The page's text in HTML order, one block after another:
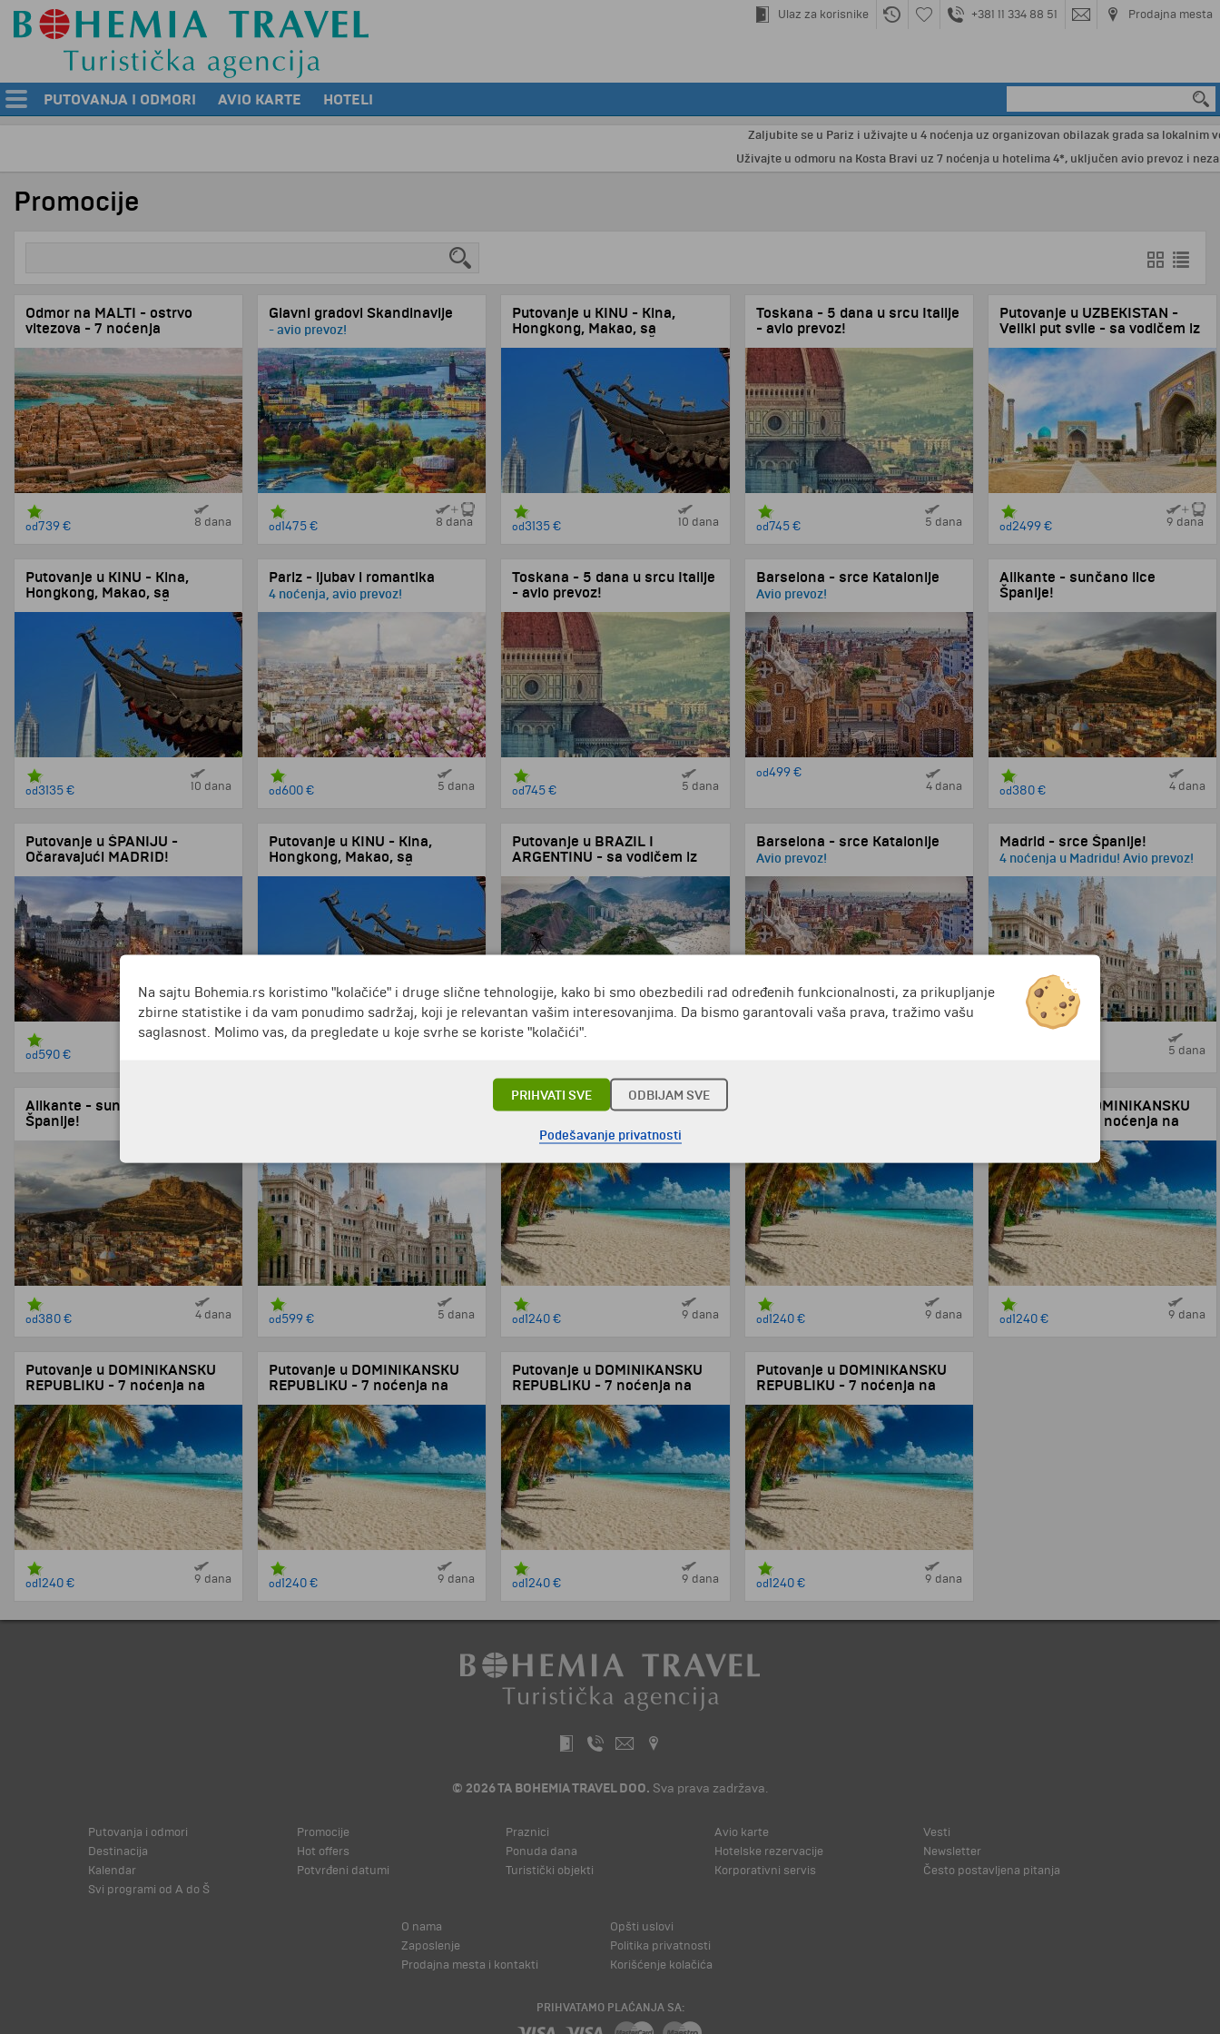
Ulaz za korisnike +381 11 334 88 51 Prodajna mesta
PUTOVANJA I ODMORI AVIO KARTE HOTELI
Zaljubite se u Pariz i uživajte u 4 noćenja uz organizovan obilazak grada sa lokalnim vodičem koji
Uživajte u odmoru na Kosta Bravi uz 7 noćenja u hotelima 4*, uključen avio prevoz i nezaboravan
Promocije
Odmor na MALTI - ostrvo
vitezova - 7 noćenja
Individualni program. Asistencija
na srpskom jeziku!
od739 € 8 dana
Glavni gradovi Skandinavije
- avio prevoz!
od1475 € 8 dana
Putovanje u KINU - Kina,
Hongkong, Makao, sa
posetom manastira Šaolin
od3135 € 10 dana
Toskana - 5 dana u srcu Italije
- avio prevoz!
4 noćenja, 5 dana, avio program
od745 € 5 dana
Putovanje u UZBEKISTAN -
Veliki put svile - sa vodičem iz
Srbije!
od2499 € 9 dana
Putovanje u KINU - Kina,
Hongkong, Makao, sa
posetom manastira Šaolin
od3135 € 10 dana
Pariz - ljubav i romantika
4 noćenja, avio prevoz!
od600 € 5 dana
Toskana - 5 dana u srcu Italije
- avio prevoz!
4 noćenja, 5 dana, avio program
od745 € 5 dana
Barselona - srce Katalonije
Avio prevoz!
od499 €
4 dana
Alikante - sunčano lice
Španije!
3 noćenja ! Avio prevoz!
od380 € 4 dana
Putovanje u ŠPANIJU -
Očaravajući MADRID!
3 noćenja u Maridu! - avio prevoz!
od590 €
Putovanje u KINU - Kina,
Hongkong, Makao, sa
posetom manastira Šaolin
Putovanje u BRAZIL I
ARGENTINU - sa vodičem iz
Srbije!
Barselona - srce Katalonije
Avio prevoz!
Madrid - srce Španije!
4 noćenja u Madridu! Avio prevoz!
5 dana
Alikante - sunčano lice
Španije!
3 noćenja ! Avio prevoz!
od380 € 4 dana od599 € 5 dana
Putovanje u DOMINIKANSKU
bazi All inclusive - čarterom iz
od1240 € 9 dana od1240 € 9 dana
Putovanje u DOMINIKANSKU
REPUBLIKU - 7 noćenja na
bazi All inclusive - čarterom iz
od1240 € 9 dana
Putovanje u DOMINIKANSKU
REPUBLIKU - 7 noćenja na
bazi All inclusive - čarterom iz
Madrida!
od1240 € 9 dana
Putovanje u DOMINIKANSKU
REPUBLIKU - 7 noćenja na
bazi All inclusive - čarterom iz
Madrida!
od1240 € 9 dana
Putovanje u DOMINIKANSKU
REPUBLIKU - 7 noćenja na
bazi All inclusive - čarterom iz
Madrida!
od1240 € 9 dana
Putovanje u DOMINIKANSKU
REPUBLIKU - 7 noćenja na
bazi All inclusive - čarterom iz
Madrida!
od1240 € 9 dana
© 2026 TA BOHEMIA TRAVEL DOO. Sva prava zadržava.
Putovanja i odmori
Destinacija
Kalendar
Svi programi od A do Š
Promocije
Hot offers
Potvrđeni datumi
Praznici
Ponuda dana
Turistički objekti
Avio karte
Hotelske rezervacije
Korporativni servis
Vesti
Newsletter
Često postavljena pitanja
O nama
Zaposlenje
Prodajna mesta i kontakti
Opšti uslovi
Politika privatnosti
Korišćenje kolačića
PRIHVATAMO PLAĆANJA SA:
Na sajtu Bohemia.rs koristimo "kolačiće" i druge slične tehnologije, kako bi smo obezbedili rad određenih funkcionalnosti, za prikupljanje
zbirne statistike i da vam ponudimo sadržaj, koji je relevantan vašim interesovanjima. Da bismo garantovali vaša prava, tražimo vašu
saglasnost. Molimo vas, da pregledate u koje svrhe se koriste "kolačići".
PRIHVATI SVE ODBIJAM SVE
Podešavanje privatnosti